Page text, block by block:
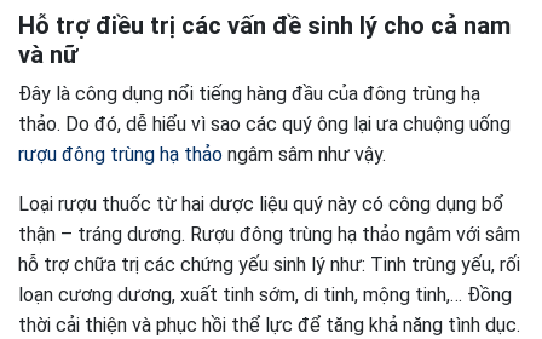
Hỗ trợ điều trị các vấn đề sinh lý cho cả nam
và nữ
Đây là công dụng nổi tiếng hàng đầu của đông trùng hạ
thảo. Do đó, dễ hiểu vì sao các quý ông lại ưa chuộng uống
rượu đông trùng hạ thảo ngâm sâm như vậy.
Loại rượu thuốc từ hai dược liệu quý này có công dụng bổ
thận – tráng dương. Rượu đông trùng hạ thảo ngâm với sâm
hỗ trợ chữa trị các chứng yếu sinh lý như: Tinh trùng yếu, rối
loạn cương dương, xuất tinh sớm, di tinh, mộng tinh,… Đồng
thời cải thiện và phục hồi thể lực để tăng khả năng tình dục.